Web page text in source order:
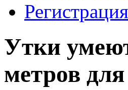
Регистрация
Утки
метров